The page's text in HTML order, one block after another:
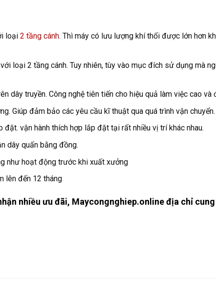
loại 2 tầng cánh. Thì máy có lưu lượng khí thổi được lớn hơn
loại 2 tầng cánh. Tuy nhiên, tùy vào mục đích sử dụng mà
dây truyền. Công nghệ tiên tiến cho hiệu quả làm việc cao và
Giúp đảm bảo các yêu cầu kĩ thuật qua quá trình vận chuyển.
vận hành thích hợp lắp đặt tại rất nhiều vị trí khác nhau.
dây quấn bằng đồng.
như hoạt động trước khi xuất xưởng
lên đến 12 tháng
nhiều ưu đãi, Maycongnghiep.online địa chỉ